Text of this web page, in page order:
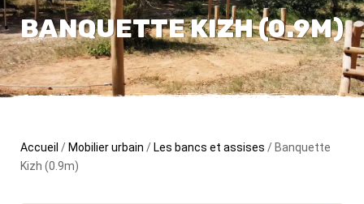
BANQUETTE KIZH (0.9M)
Accueil / Mobilier urbain / Les bancs et assises / Banquette
Kizh (0.9m)